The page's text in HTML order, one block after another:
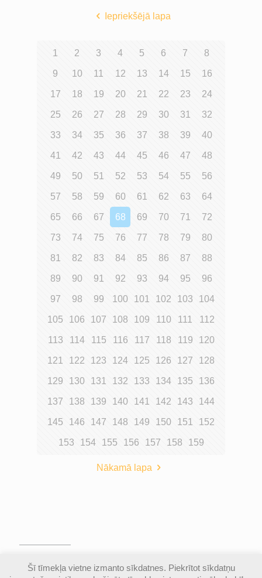
Iepriekšējā lapa
1 2 3 4 5 6 7 8
9 10 11 12 13 14 15 16
17 18 19 20 21 22 23 24
25 26 27 28 29 30 31 32
33 34 35 36 37 38 39 40
41 42 43 44 45 46 47 48
49 50 51 52 53 54 55 56
57 58 59 60 61 62 63 64
65 66 67 68 69 70 71 72
73 74 75 76 77 78 79 80
81 82 83 84 85 86 87 88
89 90 91 92 93 94 95 96
97 98 99 100 101 102 103 104
105 106 107 108 109 110 111 112
113 114 115 116 117 118 119 120
121 122 123 124 125 126 127 128
129 130 131 132 133 134 135 136
137 138 139 140 141 142 143 144
145 146 147 148 149 150 151 152
153 154 155 156 157 158 159
Nākamā lapa
© Valmieras Gaujas krasta vidusskola | Visas
autortiesības aizsargātas |Piekļūstamības
Šī tīmekļa vietne izmanto sīkdatnes. Piekrītot sīkdatņu